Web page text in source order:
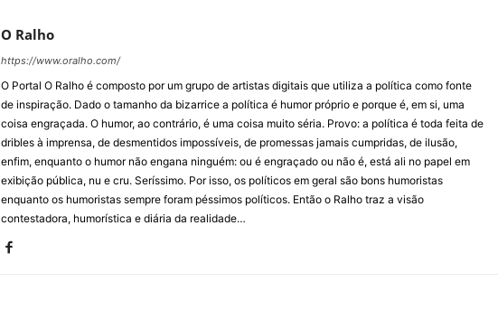
O Ralho
https://www.oralho.com/
O Portal O Ralho é composto por um grupo de artistas digitais que utiliza a política como fonte
de inspiração. Dado o tamanho da bizarrice a política é humor próprio e porque é, em si, uma
coisa engraçada. O humor, ao contrário, é uma coisa muito séria. Provo: a política é toda feita de
dribles à imprensa, de desmentidos impossíveis, de promessas jamais cumpridas, de ilusão,
enfim, enquanto o humor não engana ninguém: ou é engraçado ou não é, está ali no papel em
exibição pública, nu e cru. Seríssimo. Por isso, os políticos em geral são bons humoristas
enquanto os humoristas sempre foram péssimos políticos. Então o Ralho traz a visão
contestadora, humorística e diária da realidade…